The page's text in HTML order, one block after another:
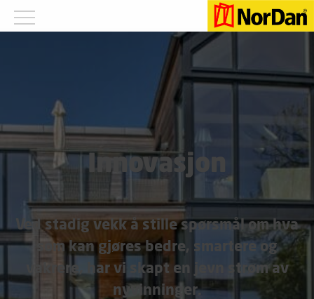
Innovasjon
Ved stadig vekk å stille spørsmål om hva
som kan gjøres bedre, smartere og
vakrere, har vi skapt en jevn strøm av
nyvinninger.